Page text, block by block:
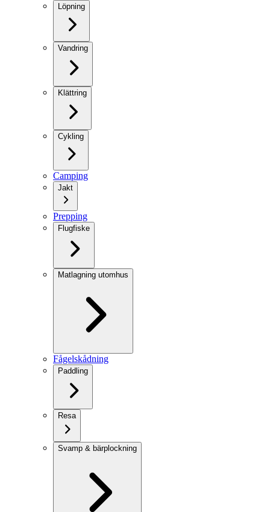
Löpning
Vandring
Klättring
Cykling
Camping
Jakt
Prepping
Flugfiske
Matlagning utomhus
Fågelskådning
Paddling
Resa
Svamp & bärplockning